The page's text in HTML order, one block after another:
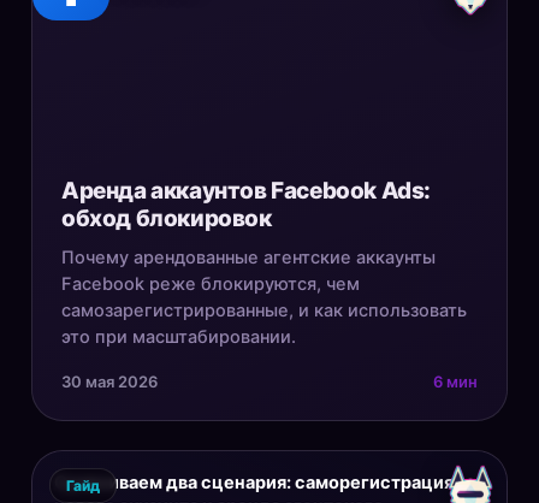
Аренда аккаунтов Facebook Ads:
обход блокировок
Почему арендованные агентские аккаунты
Facebook реже блокируются, чем
самозарегистрированные, и как использовать
это при масштабировании.
30 мая 2026 6 мин
Сравниваем два сценария: саморегистрация
Гайд